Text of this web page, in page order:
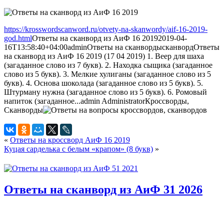
https://krosswordscanword.ru/otvety-na-skanwordy/aif-16-2019-
god.htmlОтветы на сканворд из АиФ 16 20192019-04-
16T13:58:40+04:00adminОтветы на сканвордысканвордОтветы
на сканворд из АиФ 16 2019 (17 04 2019) 1. Веер для шаха
(загаданное слово из 7 букв). 2. Находка сыщика (загаданное
слово из 5 букв). 3. Мелкие хулиганы (загаданное слово из 5
букв). 4. Основа шоколада (загаданное слово из 5 букв). 5.
Штурману нужна (загаданное слово из 5 букв). 6. Ромовый
напиток (загаданное...admin AdministratorКроссворды,
Сканворды
« Ответы на кроссворд АиФ 16 2019
Куцая сарделька с белым «крапом» (8 букв) »
Ответы на сканворд из АиФ 31 2026